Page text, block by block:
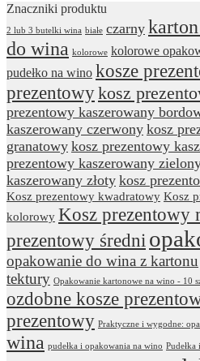
Znaczniki produktu
2 lub 3 butelki wina białe czarny
do wina kolorowe kolorowe
pudełko na wino kosze
prezentowykosz
prezentowy kaszerowany
kaszerowany czerwony kosz
granatowy kosz prezentowy
prezentowy kaszerowany
kaszerowany złoty kosz
Kosz prezentowy kwadratowy Kosz
kolorowy Kosz prezentowy
prezentowy średni
opakowanie do wina z kartonu
tektury Opakowanie kartonowe na wino - 10
ozdobne kosze
prezentowy Praktyczne i wygodne:
wina pudełka i opakowania na wino